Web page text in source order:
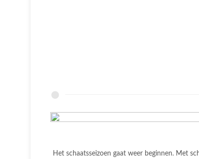
Het schaatsseizoen gaat weer beginnen. Met